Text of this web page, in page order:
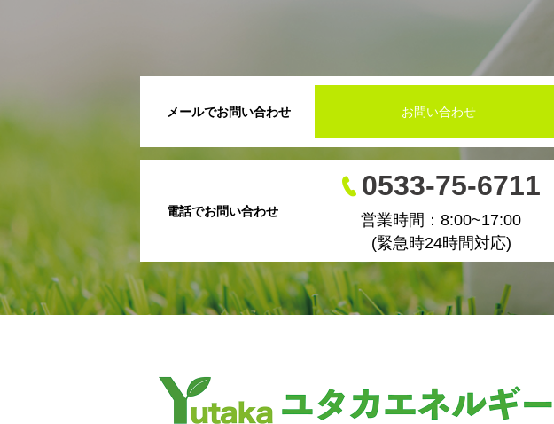
メールでお問い合わせ お問い合わせ
電話でお問い合わせ
0533-75-6711
営業時間：8:00~17:00
(緊急時24時間対応)